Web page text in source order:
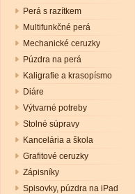
Perá s razítkem
Multifunkčné perá
Mechanické ceruzky
Púzdra na perá
Kaligrafie a krasopísmo
Diáre
Výtvarné potreby
Stolné súpravy
Kancelária a škola
Grafitové ceruzky
Zápisníky
Spisovky, púzdra na iPad